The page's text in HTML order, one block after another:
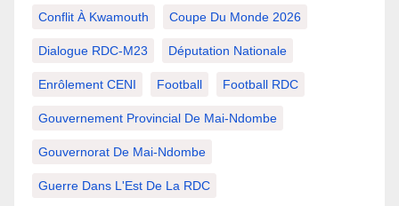
Conflit À Kwamouth Coupe Du Monde 2026
Dialogue RDC-M23 Députation Nationale
Enrôlement CENI Football Football RDC
Gouvernement Provincial De Mai-Ndombe
Gouvernorat De Mai-Ndombe
Guerre Dans L'Est De La RDC